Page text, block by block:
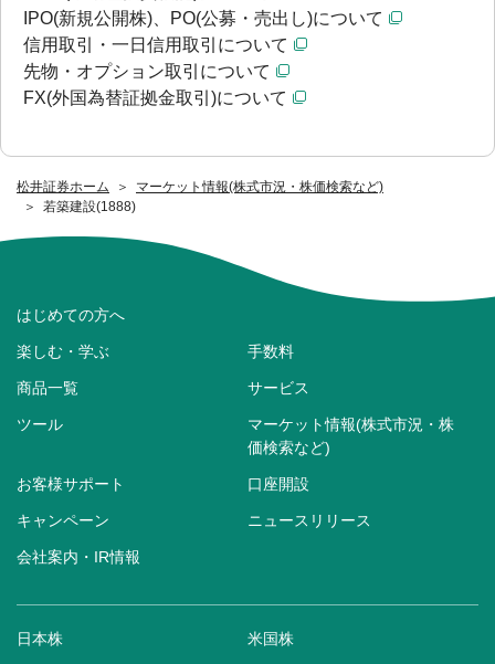
松井証券ホーム
マーケット情報(株式市況・株価検索など)
若築建設(1888)
IPO(新規公開株)、PO(公募・売出し)について
信用取引・一日信用取引について
先物・オプション取引について
FX(外国為替証拠金取引)について
はじめての方へ
楽しむ・学ぶ 手数料
商品一覧 サービス
ツール
マーケット情報(株式市況・株
価検索など)
お客様サポート 口座開設
キャンペーン ニュースリリース
会社案内・IR情報
日本株 米国株